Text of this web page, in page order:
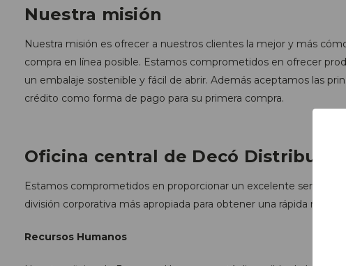
Nuestra misión
Nuestra misión es ofrecer a nuestros clientes la mejor y más
compra en línea posible. Estamos comprometidos en ofrecer
un embalaje sostenible y fácil de abrir. Además aceptamos las
crédito como forma de pago para su primera compra.
Oficina central de Decó Distribució
Estamos comprometidos en proporcionar un excelente servicio
división corporativa más apropiada para obtener una rápida
Recursos Humanos